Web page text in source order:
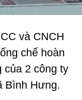
và CNCH
chế hoàn
của 2 công ty
Bình Hưng.